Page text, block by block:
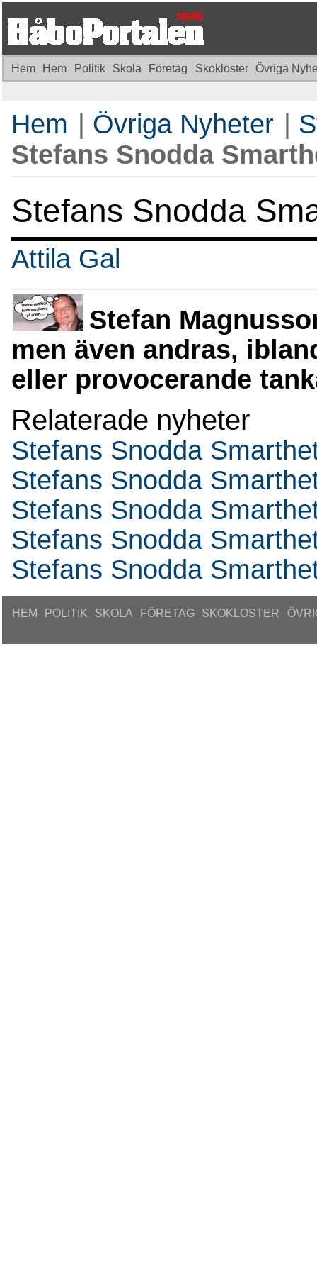
Hem Hem Politik Skola Företag Skokloster Övriga
Hem Övriga Nyheter
Stefans Snodda
Stefans Snodda
Attila Gal
Stefan
men även andras,
eller provocerande
Relaterade nyheter
Stefans Snodda
Stefans Snodda
Stefans Snodda
Stefans Snodda
Stefans Snodda
HEM POLITIK SKOLA FÖRETAG SKOKLOSTER